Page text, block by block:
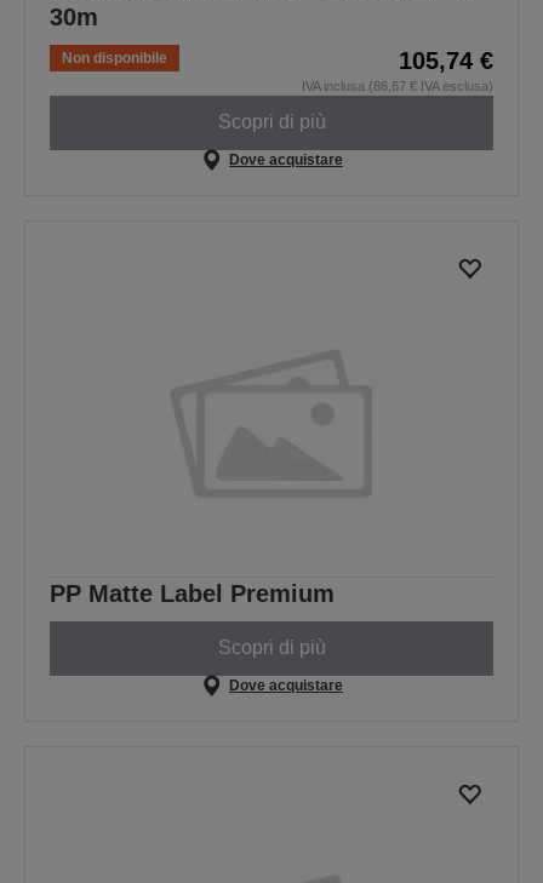
30m
Non disponibile 105,74 €
IVA inclusa (86,67 € IVA esclusa)
Scopri di più
Dove acquistare
PP Matte Label Premium
Scopri di più
Dove acquistare